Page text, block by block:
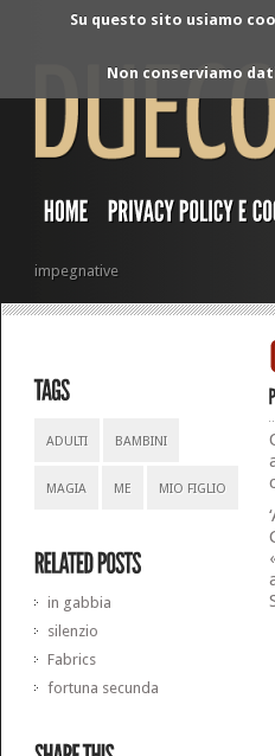
Su questo sito usiamo
Non conserviamo
impegnative
ADULTI BAMBINI
MAGIA ME MIO FIGLIO
in gabbia
silenzio
Fabrics
fortuna secunda